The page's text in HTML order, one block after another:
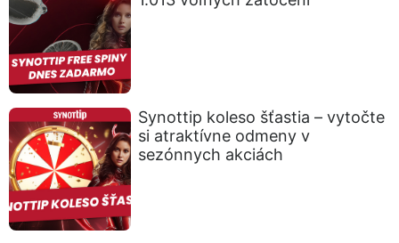
Synottip koleso šťastia – vytočte
si atraktívne odmeny v
sezónnych akciách